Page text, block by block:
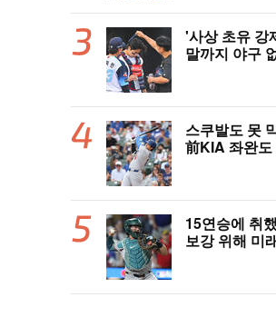
위 좋아지고
다" [오!쎈 대
'사상 초유 강
말까지 야구
시 개시 [공식
스쿠발도 못
前KIA 좌완도
패 수렁 [LAD
15연승에 취
보강 위해 미